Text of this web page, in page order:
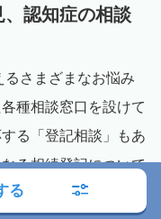
認知症の相談
さまざまなお悩み
種相談窓口を設けて
る「登記相談」もあ
る相続登記について
も成年後見制度につ
る